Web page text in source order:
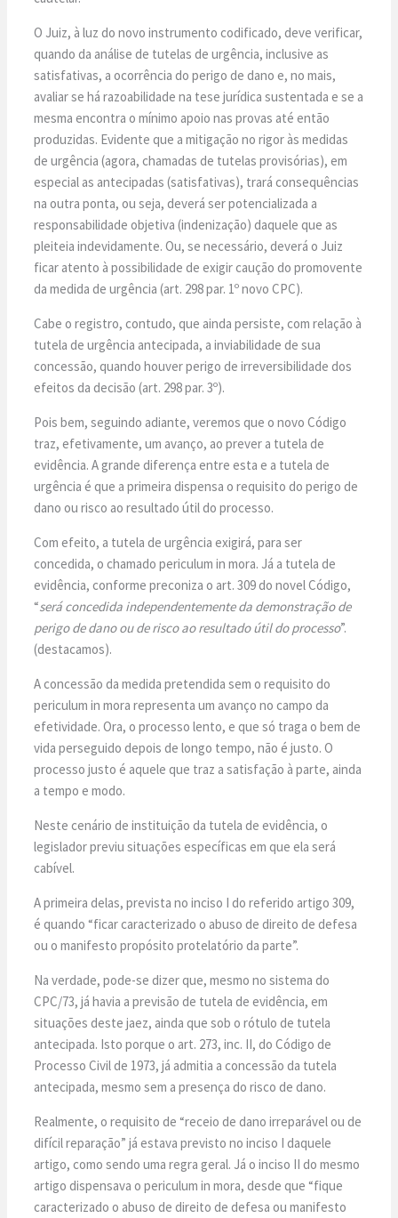
O Juiz, à luz do novo instrumento codificado, deve verificar,
quando da análise de tutelas de urgência, inclusive as
satisfativas, a ocorrência do perigo de dano e, no mais,
avaliar se há razoabilidade na tese jurídica sustentada e se a
mesma encontra o mínimo apoio nas provas até então
produzidas. Evidente que a mitigação no rigor às medidas
de urgência (agora, chamadas de tutelas provisórias), em
especial as antecipadas (satisfativas), trará consequências
na outra ponta, ou seja, deverá ser potencializada a
responsabilidade objetiva (indenização) daquele que as
pleiteia indevidamente. Ou, se necessário, deverá o Juiz
ficar atento à possibilidade de exigir caução do promovente
da medida de urgência (art. 298 par. 1º novo CPC).
Cabe o registro, contudo, que ainda persiste, com relação à
tutela de urgência antecipada, a inviabilidade de sua
concessão, quando houver perigo de irreversibilidade dos
efeitos da decisão (art. 298 par. 3º).
Pois bem, seguindo adiante, veremos que o novo Código
traz, efetivamente, um avanço, ao prever a tutela de
evidência. A grande diferença entre esta e a tutela de
urgência é que a primeira dispensa o requisito do perigo de
dano ou risco ao resultado útil do processo.
Com efeito, a tutela de urgência exigirá, para ser
concedida, o chamado periculum in mora. Já a tutela de
evidência, conforme preconiza o art. 309 do novel Código,
“será concedida independentemente da demonstração de
perigo de dano ou de risco ao resultado útil do processo”.
(destacamos).
A concessão da medida pretendida sem o requisito do
periculum in mora representa um avanço no campo da
efetividade. Ora, o processo lento, e que só traga o bem de
vida perseguido depois de longo tempo, não é justo. O
processo justo é aquele que traz a satisfação à parte, ainda
a tempo e modo.
Neste cenário de instituição da tutela de evidência, o
legislador previu situações específicas em que ela será
cabível.
A primeira delas, prevista no inciso I do referido artigo 309,
é quando “ficar caracterizado o abuso de direito de defesa
ou o manifesto propósito protelatório da parte”.
Na verdade, pode-se dizer que, mesmo no sistema do
CPC/73, já havia a previsão de tutela de evidência, em
situações deste jaez, ainda que sob o rótulo de tutela
antecipada. Isto porque o art. 273, inc. II, do Código de
Processo Civil de 1973, já admitia a concessão da tutela
antecipada, mesmo sem a presença do risco de dano.
Realmente, o requisito de “receio de dano irreparável ou de
difícil reparação” já estava previsto no inciso I daquele
artigo, como sendo uma regra geral. Já o inciso II do mesmo
artigo dispensava o periculum in mora, desde que “fique
caracterizado o abuso de direito de defesa ou manifesto